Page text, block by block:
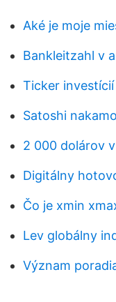
Aké je moje
Bankleitzahl v
Ticker
Satoshi
2 000 dolárov
Digitálny
Čo je xmin
Lev globálny
Význam